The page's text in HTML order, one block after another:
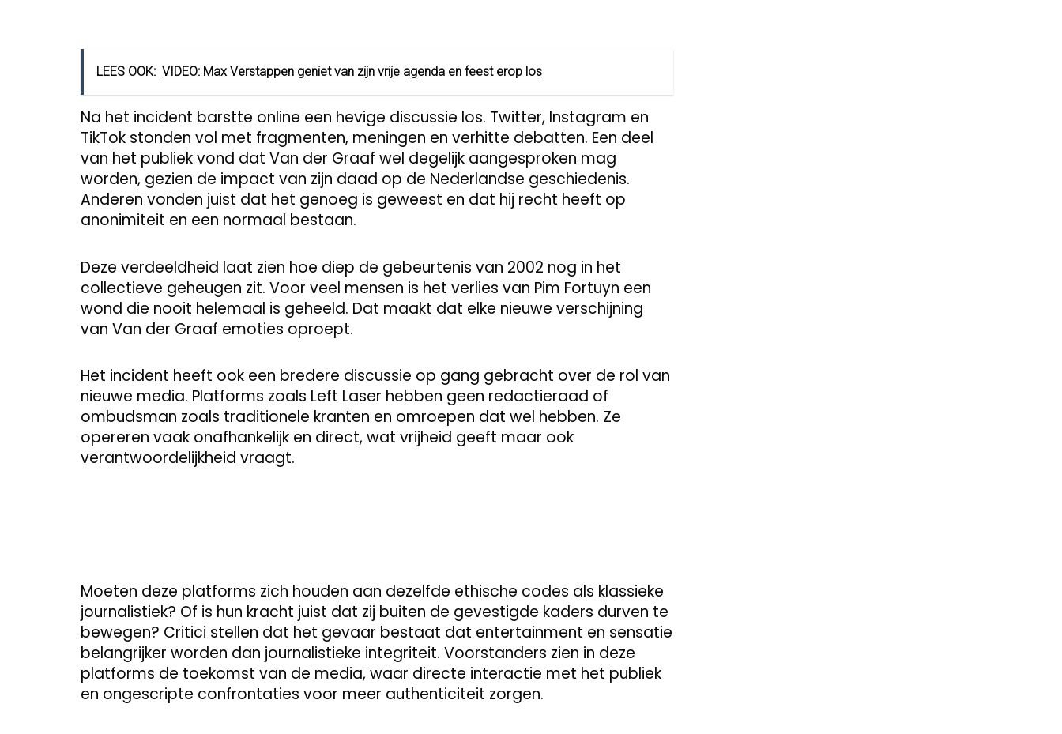
LEES OOK: VIDEO: Max Verstappen geniet van zijn vrije agenda en feest erop los
Na het incident barstte online een hevige discussie los. Twitter, Instagram en
TikTok stonden vol met fragmenten, meningen en verhitte debatten. Een deel
van het publiek vond dat Van der Graaf wel degelijk aangesproken mag
worden, gezien de impact van zijn daad op de Nederlandse geschiedenis.
Anderen vonden juist dat het genoeg is geweest en dat hij recht heeft op
anonimiteit en een normaal bestaan.
Deze verdeeldheid laat zien hoe diep de gebeurtenis van 2002 nog in het
collectieve geheugen zit. Voor veel mensen is het verlies van Pim Fortuyn een
wond die nooit helemaal is geheeld. Dat maakt dat elke nieuwe verschijning
van Van der Graaf emoties oproept.
Het incident heeft ook een bredere discussie op gang gebracht over de rol van
nieuwe media. Platforms zoals Left Laser hebben geen redactieraad of
ombudsman zoals traditionele kranten en omroepen dat wel hebben. Ze
opereren vaak onafhankelijk en direct, wat vrijheid geeft maar ook
verantwoordelijkheid vraagt.
Moeten deze platforms zich houden aan dezelfde ethische codes als klassieke
journalistiek? Of is hun kracht juist dat zij buiten de gevestigde kaders durven te
bewegen? Critici stellen dat het gevaar bestaat dat entertainment en sensatie
belangrijker worden dan journalistieke integriteit. Voorstanders zien in deze
platforms de toekomst van de media, waar directe interactie met het publiek
en ongescripte confrontaties voor meer authenticiteit zorgen.